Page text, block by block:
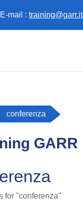
E-mail : training@garr.it
conferenza
GARR
for "conferenza"